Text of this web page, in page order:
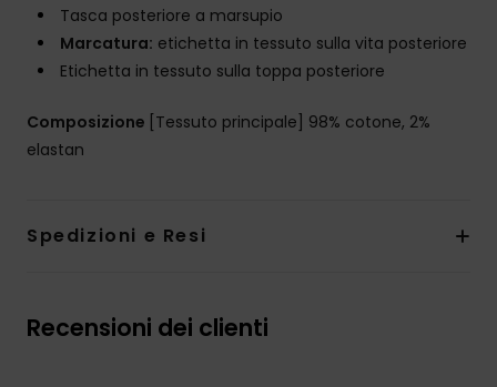
Tasca posteriore a marsupio
Marcatura: etichetta in tessuto sulla vita posteriore
Etichetta in tessuto sulla toppa posteriore
Composizione [Tessuto principale] 98% cotone, 2%
elastan
Spedizioni e Resi
Recensioni dei clienti